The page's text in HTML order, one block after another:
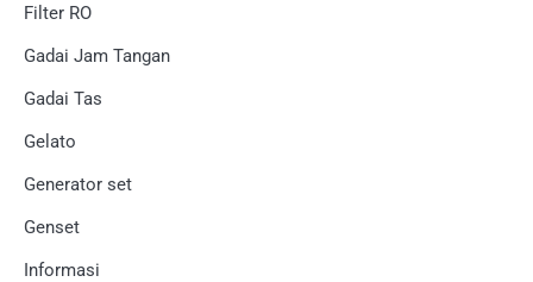
Filter RO
Gadai Jam Tangan
Gadai Tas
Gelato
Generator set
Genset
Informasi